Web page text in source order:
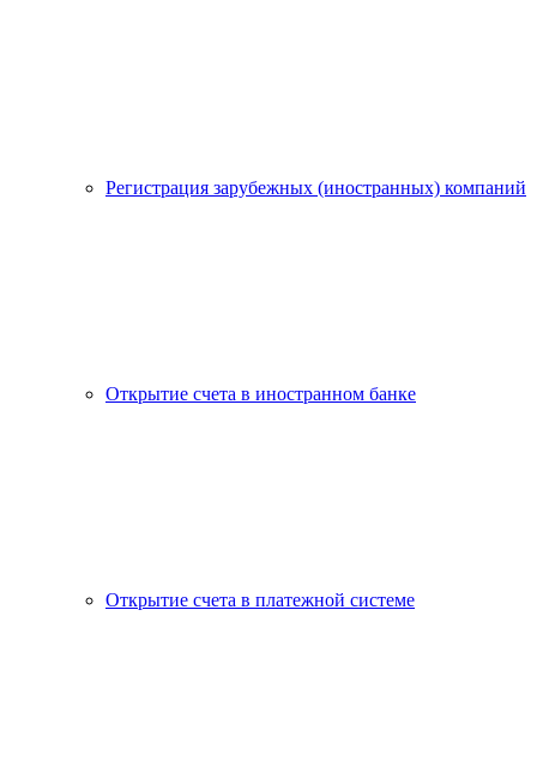
Регистрация зарубежных (иностранных) компаний
Открытие счета в иностранном банке
Открытие счета в платежной системе